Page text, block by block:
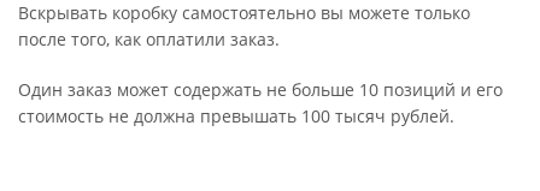
Вскрывать коробку самостоятельно вы можете только
после того, как оплатили заказ.
Один заказ может содержать не больше 10 позиций и его
стоимость не должна превышать 100 тысяч рублей.